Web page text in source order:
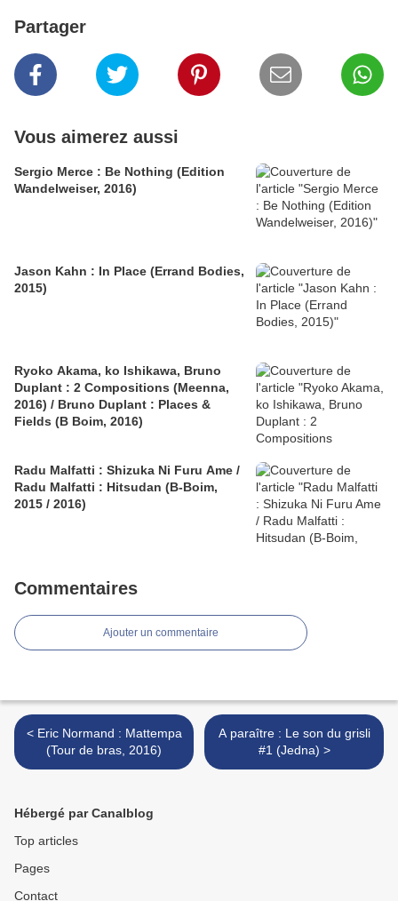
Partager
Vous aimerez aussi
Sergio Merce : Be Nothing (Edition
Wandelweiser, 2016)
Jason Kahn : In Place (Errand Bodies,
2015)
Ryoko Akama, ko Ishikawa, Bruno
Duplant : 2 Compositions (Meenna,
2016) / Bruno Duplant : Places &
Fields (B Boim, 2016)
Radu Malfatti : Shizuka Ni Furu Ame /
Radu Malfatti : Hitsudan (B-Boim,
2015 / 2016)
Commentaires
Ajouter un commentaire
< Eric Normand : Mattempa
(Tour de bras, 2016)
A paraître : Le son du grisli
#1 (Jedna) >
Hébergé par Canalblog
Top articles
Pages
Contact